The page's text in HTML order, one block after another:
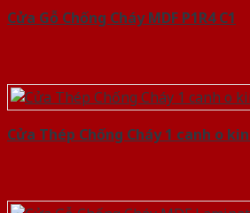
Cửa Gỗ Chống Cháy MDF P1R4 C1
Cửa Thép Chống Cháy 1 canh o